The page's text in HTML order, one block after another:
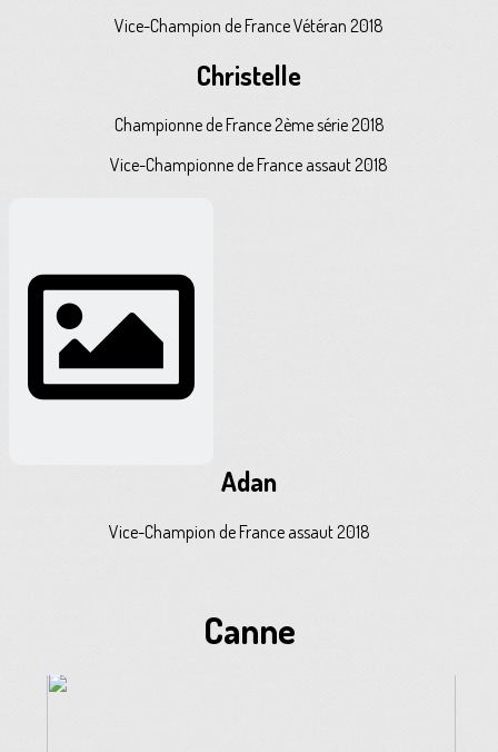
Vice-Champion de France Vétéran 2018
Christelle
Championne de France 2ème série 2018
Vice-Championne de France assaut 2018
Adan
Vice-Champion de France assaut 2018
Canne